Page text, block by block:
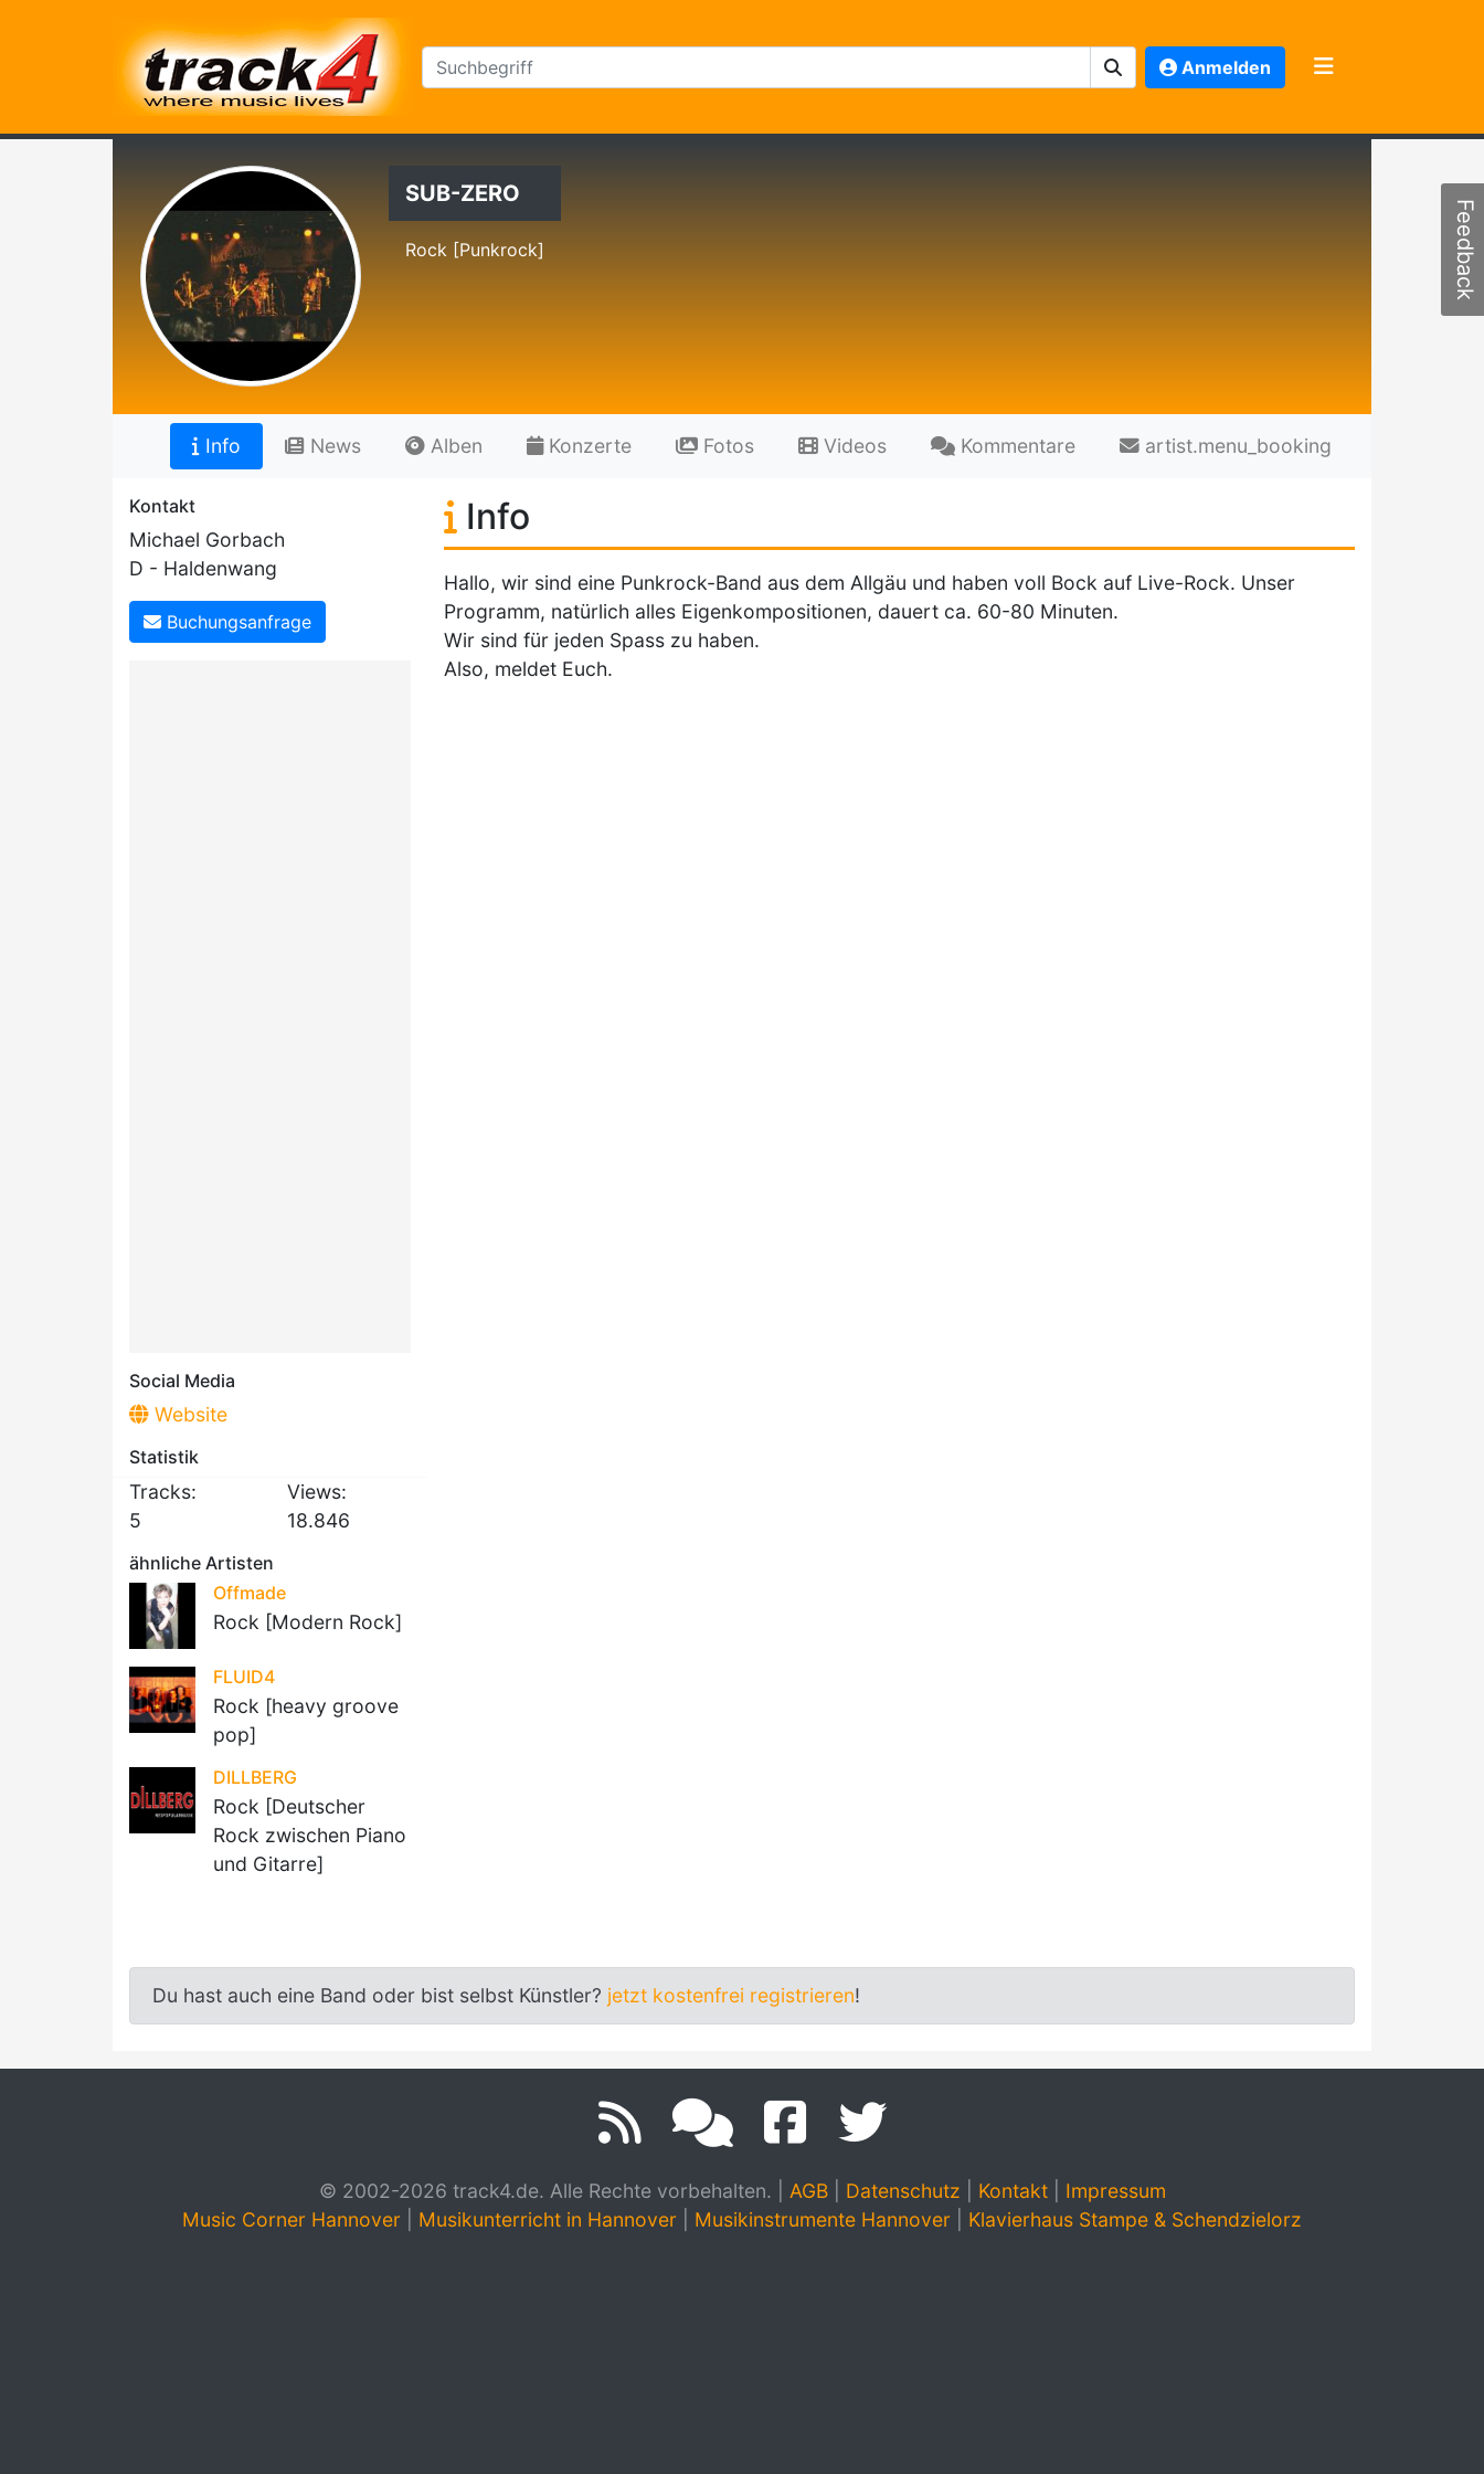
Anmelden
SUB-ZERO
Rock [Punkrock]
Info News Alben Konzerte Fotos Videos Kommentare artist.menu_booking
Kontakt
Michael Gorbach
D - Haldenwang
Buchungsanfrage
Social Media
Website
Statistik
Tracks:
5
Views:
18.846
ähnliche Artisten
Offmade
Rock [Modern Rock]
FLUID4
Rock [heavy groove
pop]
DILLBERG
Rock [Deutscher
Rock zwischen Piano
und Gitarre]
Info
Hallo, wir sind eine Punkrock-Band aus dem Allgäu und haben voll Bock auf Live-Rock. Unser
Programm, natürlich alles Eigenkompositionen, dauert ca. 60-80 Minuten.
Wir sind für jeden Spass zu haben.
Also, meldet Euch.
Du hast auch eine Band oder bist selbst Künstler? jetzt kostenfrei registrieren!
© 2002-2026 track4.de. Alle Rechte vorbehalten. AGB| Datenschutz Kontakt| Impressum
Music Corner Hannover
Musikunterricht in Hannover Musikinstrumente Hannover Klavierhaus Stampe & Schendzielorz
Feedback